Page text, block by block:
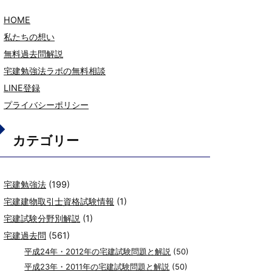
HOME
私たちの想い
無料過去問解説
宅建勉強法ラボの無料相談
LINE登録
プライバシーポリシー
カテゴリー
宅建勉強法 (199)
宅建建物取引士資格試験情報 (1)
宅建試験分野別解説 (1)
宅建過去問 (561)
平成24年・2012年の宅建試験問題と解説 (50)
平成23年・2011年の宅建試験問題と解説 (50)